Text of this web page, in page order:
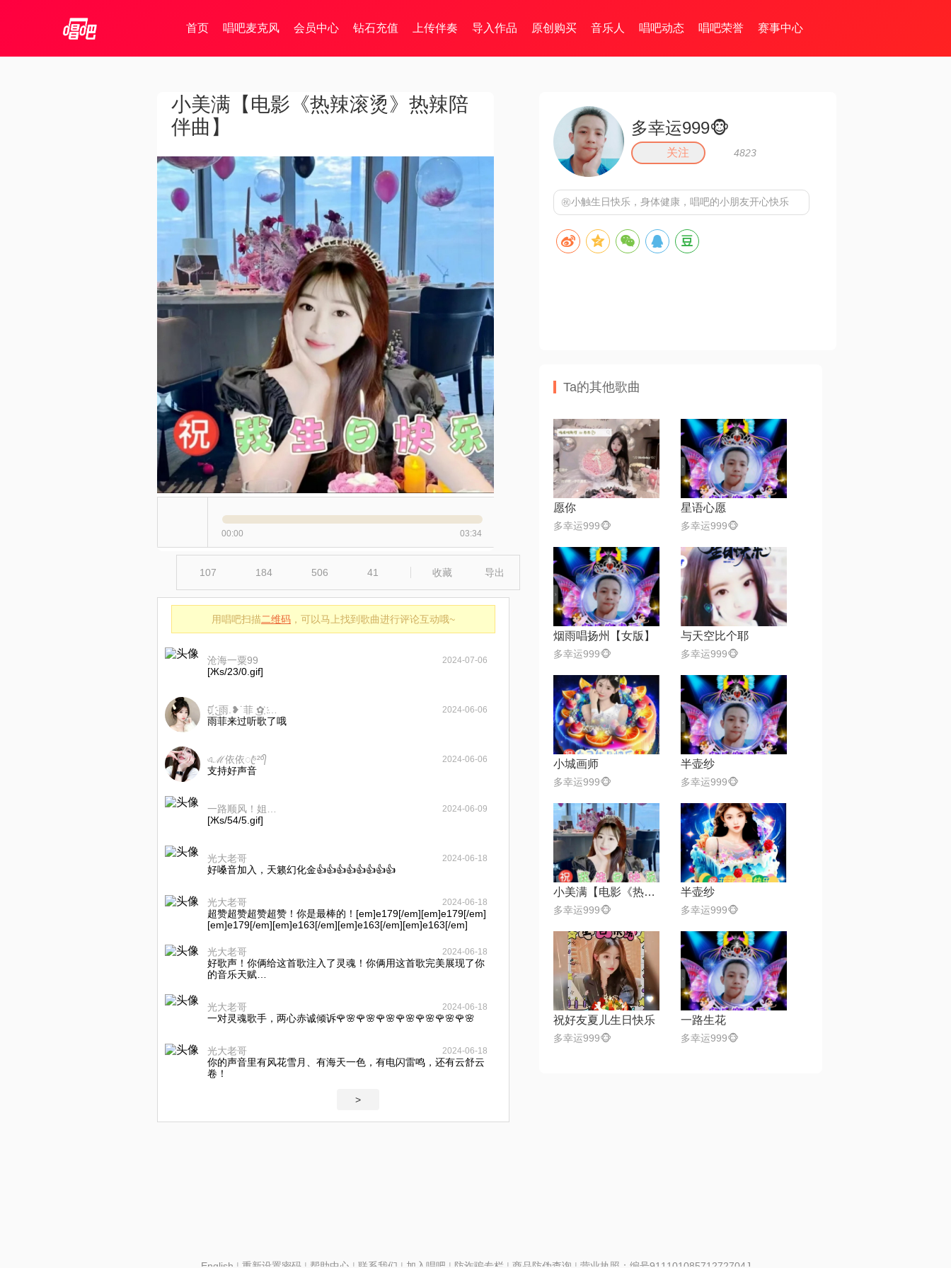
首页 唱吧麦克风 会员中心 钻石充值 上传伴奏 导入作品 原创购买 音乐人 唱吧动态 唱吧荣誉 赛事中心
小美满【电影《热辣滚烫》热辣陪
伴曲】
00:00 03:34
107 184 506 41 收藏 导出
用唱吧扫描二维码 ，可以马上找到歌曲进行评论互动哦~
沧海一粟99 2024-07-06
[Жs/23/0.gif]
✿҉ ͜ 雨.❥˙菲 ͜✿҉ ☜休息 2024-06-06
雨菲来过听歌了哦
এℳ依依ꦿ⁵²º᭄ 2024-06-06
支持好声音
2024-06-09
[Жs/54/5.gif]
光大老哥 2024-06-18
好嗓音加入，天籁幻化金👍👍👍👍👍👍👍👍
光大老哥 2024-06-18
超赞超赞超赞超赞！你是最棒的！[em]e179[/em][em]e179[/em]
[em]e179[/em][em]e163[/em][em]e163[/em][em]e163[/em]
光大老哥 2024-06-18
好歌声！你俩给这首歌注入了灵魂！你俩用这首歌完美展现了你
的音乐天赋…
光大老哥 2024-06-18
一对灵魂歌手，两心赤诚倾诉🌹🌸🌹🌸🌹🌸🌹🌸🌹🌸🌹🌸🌹🌸
光大老哥 2024-06-18
你的声音里有风花雪月、有海天一色，有电闪雷鸣，还有云舒云
卷！
>
多幸运999🐵
关注 4823
㊗️小触生日快乐，身体健康，唱吧的小朋友开心快乐
Ta的其他歌曲
愿你
多幸运999🐵
星语心愿
多幸运999🐵
烟雨唱扬州【女版】
多幸运999🐵
与天空比个耶
多幸运999🐵
小城画师
多幸运999🐵
半壶纱
多幸运999🐵
小美满【电影《热辣滚烫》热辣陪伴曲】
多幸运999🐵
半壶纱
多幸运999🐵
祝好友夏儿生日快乐
多幸运999🐵
一路生花
多幸运999🐵